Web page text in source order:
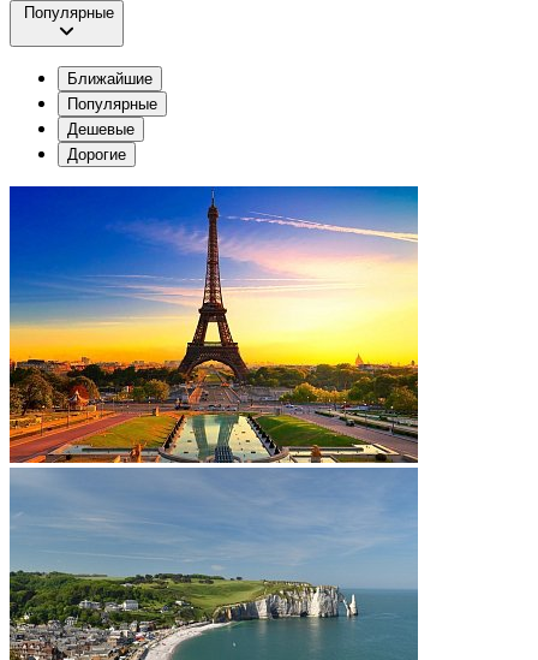
Популярные
Ближайшие
Популярные
Дешевые
Дорогие